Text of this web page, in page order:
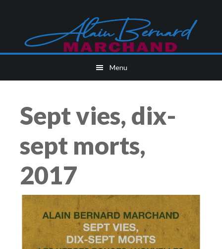
content
Menu
Sept vies, dix-
sept morts,
2017